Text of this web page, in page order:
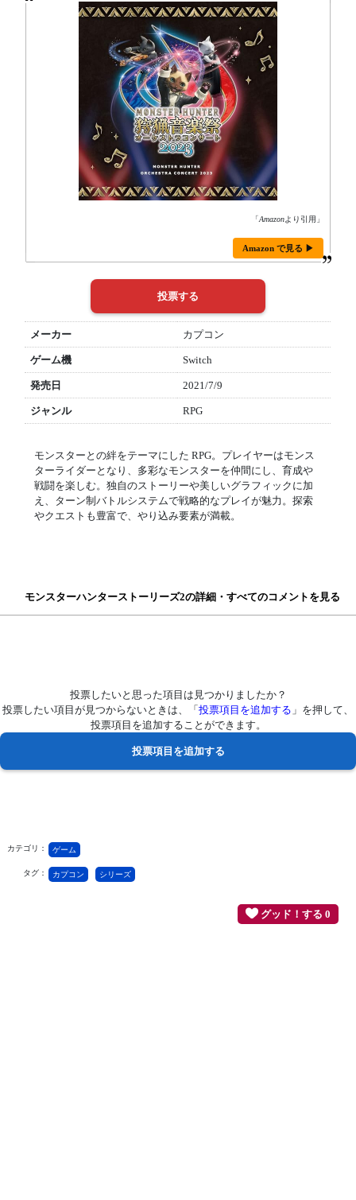
「Amazonより引用」
Amazon で見る ▶
メーカー カプコン
ゲーム機 Switch
発売日 2021/7/9
ジャンル RPG
モンスターとの絆をテーマにした RPG。プレイヤーはモンス
ターライダーとなり、多彩なモンスターを仲間にし、育成や
戦闘を楽しむ。独自のストーリーや美しいグラフィックに加
え、ターン制バトルシステムで戦略的なプレイが魅力。探索
やクエストも豊富で、やり込み要素が満載。
モンスターハンターストーリーズ2の詳細・すべてのコメントを見る
投票したいと思った項目は見つかりましたか？
投票したい項目が見つからないときは、「 投票項目を追加する 」を押して、
投票項目を追加することができます。
カテゴリ： ゲーム
タグ： カプコン シリーズ
グッド！する 0